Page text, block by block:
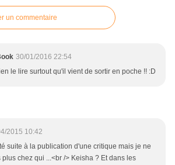
un commentaire
30/01/2016 22:54
le lire surtout qu'il vient de sortir en poche !! :D
2015 10:42
suite à la publication d'une critique mais je ne
chez qui ...<br /> Keisha ? Et dans les